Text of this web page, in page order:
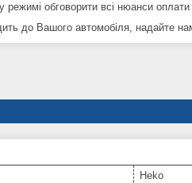
обговорити всі нюанси оплати
до Вашого автомобіля, надайте
Heko